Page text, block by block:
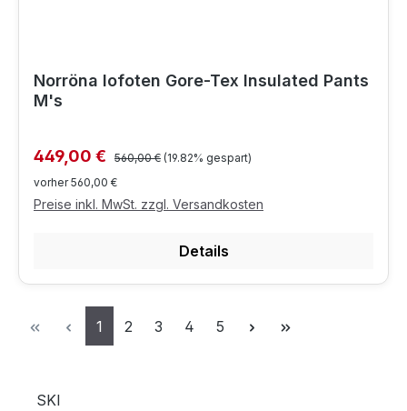
Norröna lofoten Gore-Tex Insulated Pants
M's
Verkaufspreis:
449,00 € Regulärer Preis:
560,00 € (19.82% gespart)
vorher 560,00 €
Preise inkl. MwSt. zzgl. Versandkosten
Details
Seite
1 Seite
2 Seite
3 Seite
4 Seite
5
SKI